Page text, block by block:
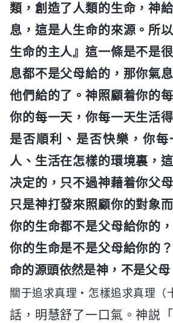
類，創造了人類的生命，神
息，這是人生命的來源。所
生命的主人』這一條是不是
息都不是父母給的，那你氣
他們給的了。神照顧着你的
你的每一天，你每一天生活
是否順利、是否快樂，你
人、生活在怎樣的環境裏，
决定的，只不過神藉着你父
只是神打發來照顧你的對象
你的生命都不是父母給你的
你的生命是不是父母給你的
命的源頭依然是神，不是父母
關于追求真理・怎樣追求真理（
話，明慧舒了一口氣。神説